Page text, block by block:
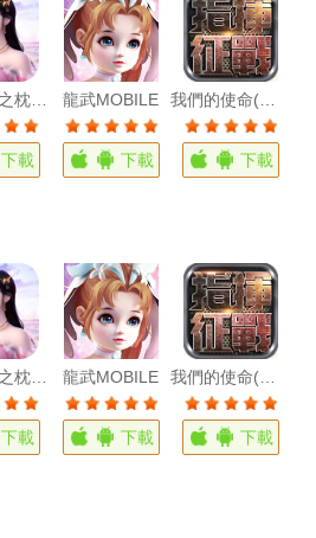
下載
龍武MOBILE
下載 下載
四海八荒之枕上琴
下載
龍武MOBILE
下載
我們的使命(超級艦隊IOS)
下載